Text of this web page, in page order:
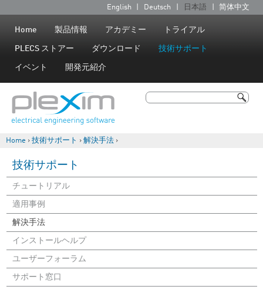
Jump to navigation
言
語
English Deutsch 日本語 简体中文
Home 製品情報 アカデミー トライアル
PLECS ストアー ダウンロード 技術サポート
イベント 開発元紹介
検索
現在地
Home › 技術サポート › 解決手法 ›
技術サポート
チュートリアル
適用事例
解決手法
インストールヘルプ
ユーザーフォーラム
サポート窓口